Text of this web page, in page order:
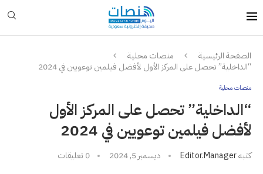
الصفحة الرئيسية
منصات محلية
“الداخلية” تحصل على المركز الأول لأفضل فيلمين توعويين في 2024
منصات محلية
“الداخلية” تحصل على المركز الأول
لأفضل فيلمين توعويين في 2024
كتبهEditor.manager ديسمبر 5, 2024 0 تعليقات